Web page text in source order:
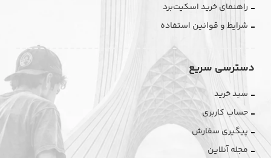
راهنمای خرید اسکیت‌برد
شرایط و قوانین استفاده
دسترسی سریع
سبد خرید
حساب کاربری
پیگیری سفارش
مجله آنلاین